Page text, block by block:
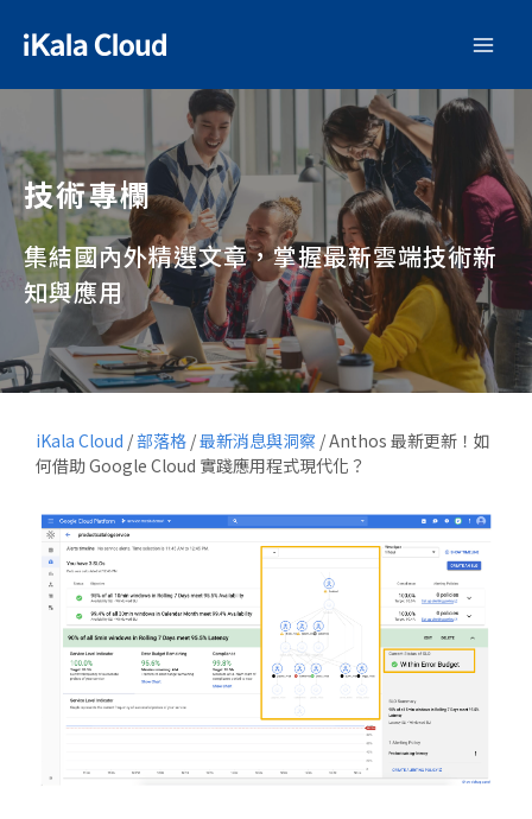
技術專欄
集結國內外精選文章，掌握最新雲端技術新
知與應用
iKala Cloud /部落格 /最新消息與洞察 /Anthos 最新更新！如
何借助 Google Cloud 實踐應用程式現代化？